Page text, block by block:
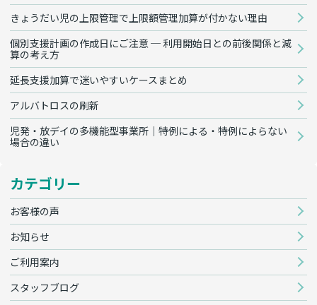
きょうだい児の上限管理で上限額管理加算が付かない理由
個別支援計画の作成日にご注意 ─ 利用開始日との前後関係と減
算の考え方
延長支援加算で迷いやすいケースまとめ
アルバトロスの刷新
児発・放デイの多機能型事業所｜特例による・特例によらない
場合の違い
カテゴリー
お客様の声
お知らせ
ご利用案内
スタッフブログ